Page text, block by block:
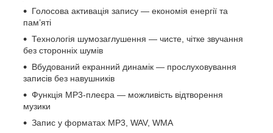
Голосова активація запису — економія енергії та
пам’яті
Технологія шумозаглушення — чисте, чітке звучання
без сторонніх шумів
Вбудований екранний динамік — прослуховування
записів без навушників
Функція MP3-плеєра — можливість відтворення
музики
Запис у форматах MP3, WAV, WMA